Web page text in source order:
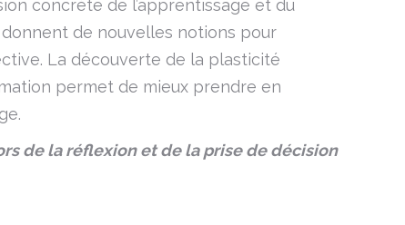
concrète de l’apprentissage et du
de nouvelles notions pour
La découverte de la plasticité
permet de mieux prendre en
de la réflexion et de la prise de décision